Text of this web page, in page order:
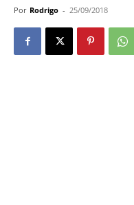
Por Rodrigo - 25/09/2018